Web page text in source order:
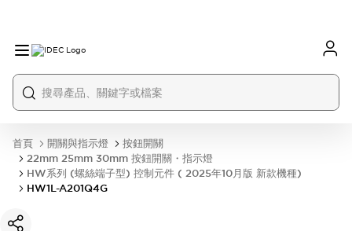
首頁 開關與指示燈
按鈕開關
22mm 25mm 30mm 按鈕開關・指示燈
HW系列 (螺絲端子型) 控制元件 ( 2025年10月版 新款機種)
HW1L-A201Q4G